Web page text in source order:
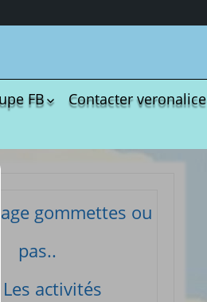
FB
de bricolage
Comptines
les assmats
chez
Contacter veronalice
gommettes ou
pas..
Les activités